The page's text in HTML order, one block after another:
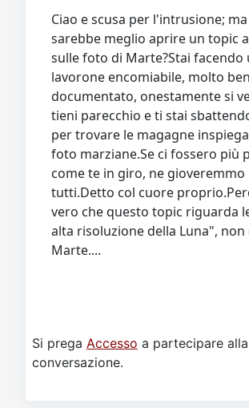
Ciao e scusa per l'intrusione;
sarebbe meglio aprire un topic
sulle foto di Marte?Stai facendo
lavorone encomiabile, molto ben
documentato, onestamente si
tieni parecchio e ti stai
per trovare le magagne
foto marziane.Se ci fossero più
come te in giro, ne gioveremmo
tutti.Detto col cuore
vero che questo topic riguarda
alta risoluzione della Luna", non
Marte....
Si prega Accesso a partecipare alla
conversazione.